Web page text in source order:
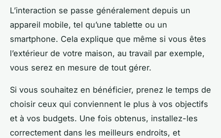
L’interaction se passe généralement depuis un
appareil mobile, tel qu’une tablette ou un
smartphone. Cela explique que même si vous êtes
l’extérieur de votre maison, au travail par exemple,
vous serez en mesure de tout gérer.
Si vous souhaitez en bénéficier, prenez le temps de
choisir ceux qui conviennent le plus à vos objectifs
et à vos budgets. Une fois obtenus, installez-les
correctement dans les meilleurs endroits, et